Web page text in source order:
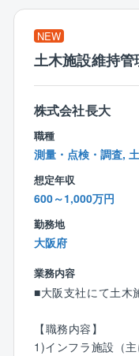
百万円）／シェア
円）／大型商業施
万円）
【特徴・魅力】
○TOPPANならでは
備されており、自
できます。
○また、幅広い内装
携わることができま
【キャリアパス】
ます。
同社は「印刷」と
える役割を担って
NEW
土木施設維持管
株式会社長大
職種
測量・点検・調査,
想定年収
600～1,000万円
勤務地
大阪府
業務内容
■大阪支社にて土木
【職務内容】
1)インフラ施設（